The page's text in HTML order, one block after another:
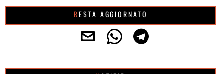
RESTA AGGIORNATO